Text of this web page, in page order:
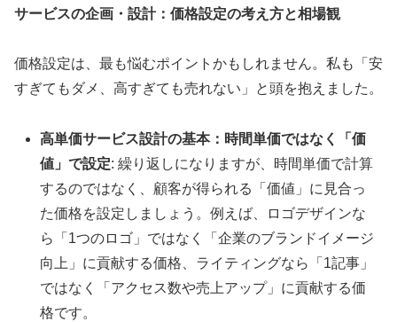
サービスの企画・設計：価格設定の考え方と相場観
価格設定は、最も悩むポイントかもしれません。私も「安
すぎてもダメ、高すぎても売れない」と頭を抱えました。
高単価サービス設計の基本：時間単価ではなく「価
値」で設定: 繰り返しになりますが、時間単価で計算
するのではなく、顧客が得られる「価値」に見合っ
た価格を設定しましょう。例えば、ロゴデザインな
ら「1つのロゴ」ではなく「企業のブランドイメージ
向上」に貢献する価格、ライティングなら「1記事」
ではなく「アクセス数や売上アップ」に貢献する価
格です。